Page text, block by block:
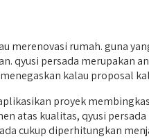
rumah. guna
qyusi persada
kalau proposal
proyek
atas kualitas, qyusi
cukup diperhitungkan